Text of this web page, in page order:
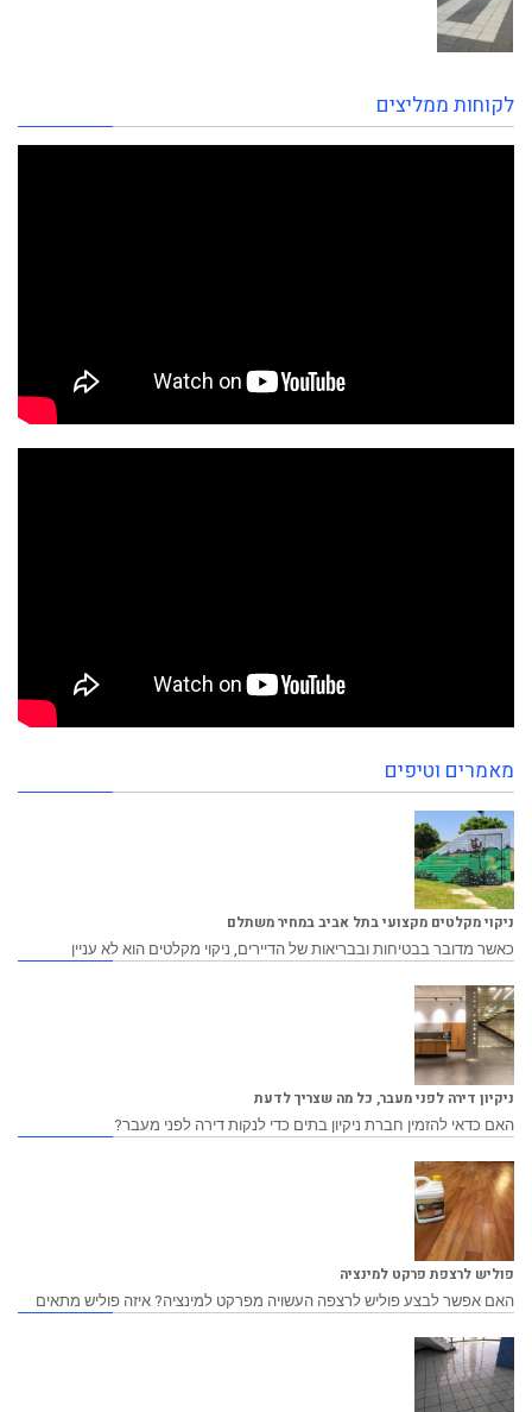
לקוחות ממליצים
מאמרים וטיפים
ניקוי מקלטים מקצועי בתל אביב במחיר משתלם
כאשר מדובר בבטיחות ובבריאות של הדיירים, ניקוי מקלטים הוא לא עניין
ניקיון דירה לפני מעבר, כל מה שצריך לדעת
האם כדאי להזמין חברת ניקיון בתים כדי לנקות דירה לפני מעבר?
פוליש לרצפת פרקט למינציה
האם אפשר לבצע פוליש לרצפה העשויה מפרקט למינציה? איזה פוליש מתאים